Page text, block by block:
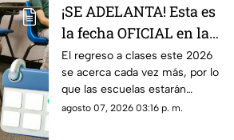
¡SE ADELANTA! Esta es
la fecha OFICIAL en la
que reabrirán escuelas
en Veracruz
El regreso a clases este 2026
se acerca cada vez más, por lo
que las escuelas estarán
reabriendo sus puertas un
agosto 07, 2026 03:16 p. m.